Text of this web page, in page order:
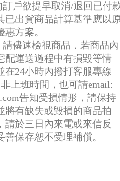
戶欲提早取消/退回已付
已出貨商品計算基準應以
惠方案。
儘速檢視商品，若商品內
配運送過程中有損毀等情
在24小時內撥打客服專線
上班時間，也可請email:
告知受損情形，請保持
將有缺失或毀損的商品拍
請於三日內來電或來信反
保存恕不受理補償。